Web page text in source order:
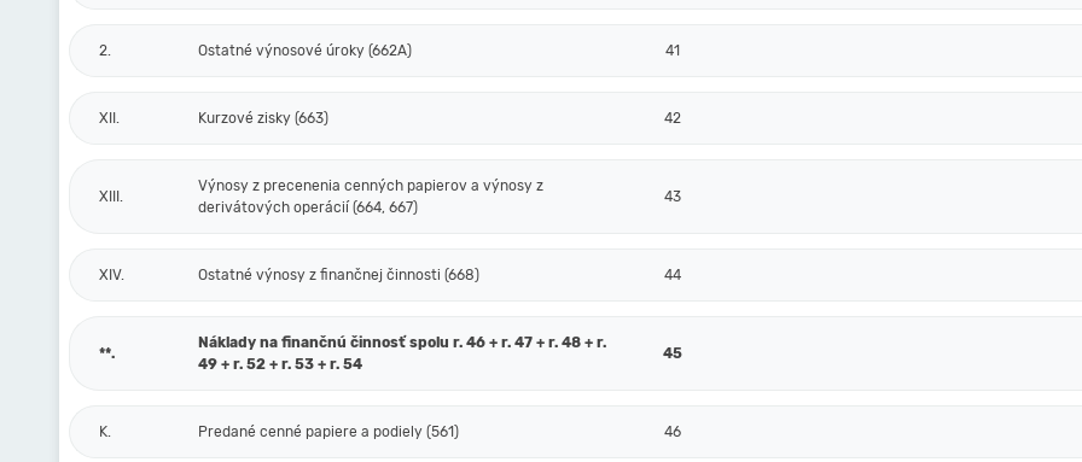
2. Ostatné výnosové úroky (662A) 41
XII. Kurzové zisky (663) 42
XIII.
Výnosy z precenenia cenných papierov a výnosy z
derivátových operácií (664, 667)
43
XIV. Ostatné výnosy z finančnej činnosti (668) 44
**.
Náklady na finančnú činnosť spolu r. 46 + r. 47 + r. 48 + r.
49 + r. 52 + r. 53 + r. 54
45
K. Predané cenné papiere a podiely (561) 46